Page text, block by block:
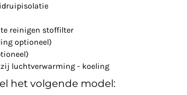
te reinigen stoffilter
optioneel)
luchtverwarming - koeling
het volgende model: